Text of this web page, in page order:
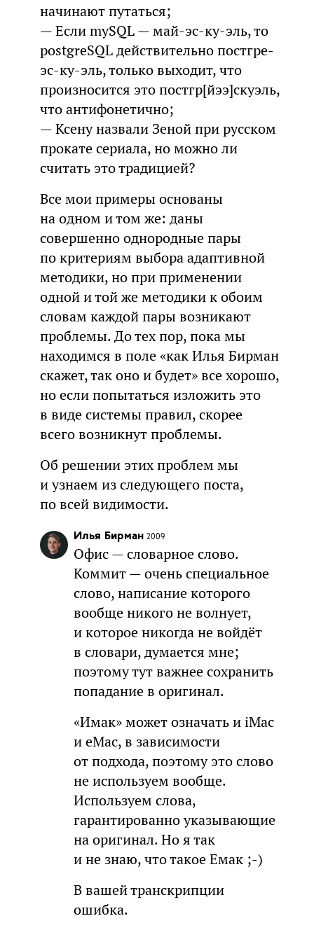
начинают путаться;
— Если mySQL — май-эс-ку-эль, то
postgreSQL действительно постгре-
эс-ку-эль, только выходит, что
произносится это постгр[йээ]скуэль,
что антифонетично;
— Ксену назвали Зеной при русском
прокате сериала, но можно ли
считать это традицией?
Все мои примеры основаны
на одном и том же: даны
совершенно однородные пары
по критериям выбора адаптивной
методики, но при применении
одной и той же методики к обоим
словам каждой пары возникают
проблемы. До тех пор, пока мы
находимся в поле «как Илья Бирман
скажет, так оно и будет» все хорошо,
но если попытаться изложить это
в виде системы правил, скорее
всего возникнут проблемы.
Об решении этих проблем мы
и узнаем из следующего поста,
по всей видимости.
Илья Бирман 2009
Офис — словарное слово.
Коммит — очень специальное
слово, написание которого
вообще никого не волнует,
и которое никогда не войдёт
в словари, думается мне;
поэтому тут важнее сохранить
попадание в оригинал.
«Имак» может означать и iMac
и eMac, в зависимости
от подхода, поэтому это слово
не используем вообще.
Используем слова,
гарантированно указывающие
на оригинал. Но я так
и не знаю, что такое Емак ;-)
В вашей транскрипции
ошибка.